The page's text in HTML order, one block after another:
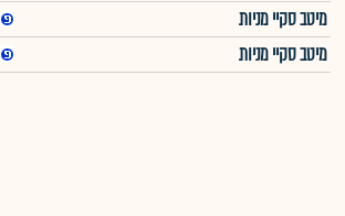
מיטב סקיי מניות
מיטב סקיי מניות